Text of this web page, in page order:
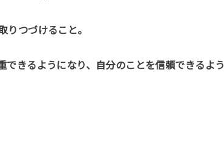
りつづけること。
きるようになり、自分のことを信頼できるよう